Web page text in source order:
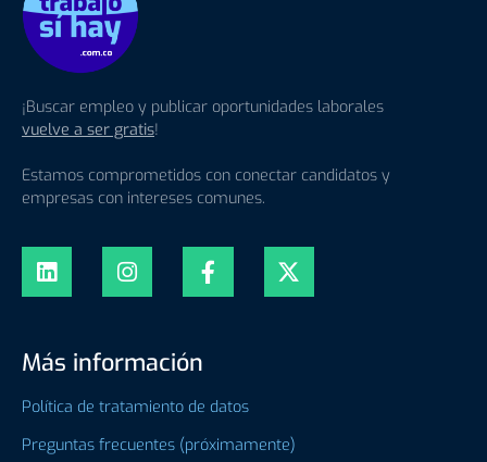
¡Buscar empleo y publicar oportunidades laborales
vuelve a ser gratis!
Estamos comprometidos con conectar candidatos y
empresas con intereses comunes.
Más información
Política de tratamiento de datos
Preguntas frecuentes (próximamente)